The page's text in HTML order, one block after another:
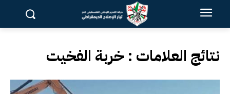
نتائج العلامات : خربة الفخيت